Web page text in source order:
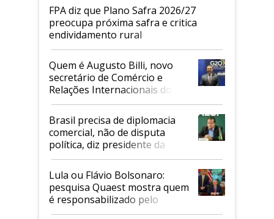
FPA diz que Plano Safra 2026/27
preocupa próxima safra e critica
endividamento rural
Quem é Augusto Billi, novo
secretário de Comércio e
Relações Internacionais do
Mapa
Brasil precisa de diplomacia
comercial, não de disputa
política, diz presidente da
Faesp
Lula ou Flávio Bolsonaro:
pesquisa Quaest mostra quem
é responsabilizado pelo
tarifaço dos EUA